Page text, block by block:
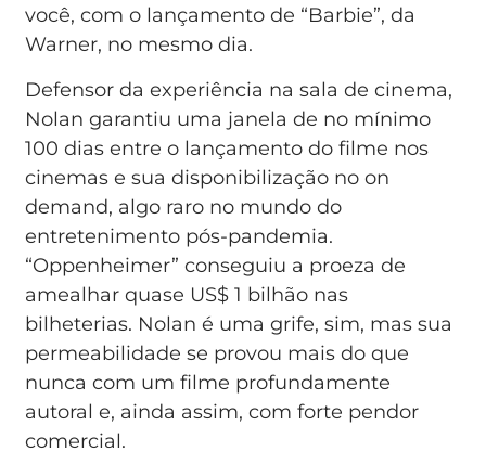
você, com o lançamento de “Barbie”, da
Warner, no mesmo dia.
Defensor da experiência na sala de cinema,
Nolan garantiu uma janela de no mínimo
100 dias entre o lançamento do filme nos
cinemas e sua disponibilização no on
demand, algo raro no mundo do
entretenimento pós-pandemia.
“Oppenheimer” conseguiu a proeza de
amealhar quase US$ 1 bilhão nas
bilheterias. Nolan é uma grife, sim, mas sua
permeabilidade se provou mais do que
nunca com um filme profundamente
autoral e, ainda assim, com forte pendor
comercial.